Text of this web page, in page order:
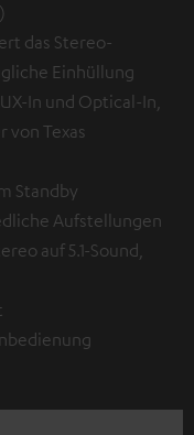
das Stereo-
Einhüllung
In und Optical-In,
von Texas
Standby
Aufstellungen
auf 5.1-Sound,